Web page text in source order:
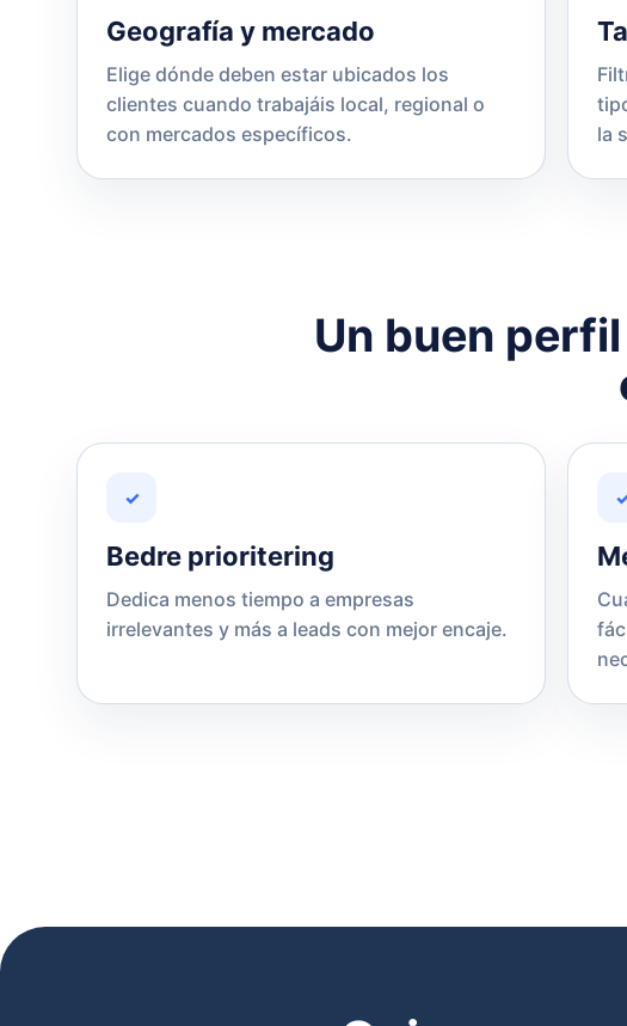
Geografía y mercado
Elige dónde deben estar ubicados los
clientes cuando trabajáis local, regional o
con mercados específicos.
la
Un buen
✓
Bedre prioritering
Dedica menos tiempo a empresas
irrelevantes y más a leads con mejor encaje.